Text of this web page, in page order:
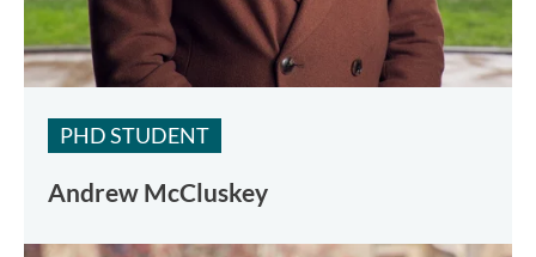
PHD STUDENT
Andrew McCluskey